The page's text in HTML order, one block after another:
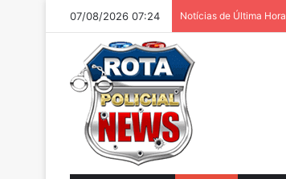
07/08/2026 07:24 Notícias de Última Hora